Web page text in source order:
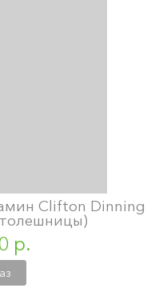
Clifton Dinning
р.